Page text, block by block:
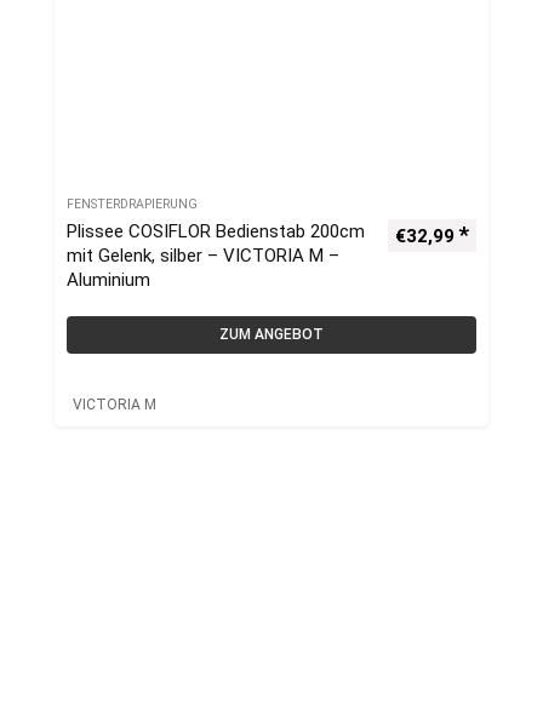
FENSTERDRAPIERUNG
Plissee COSIFLOR Bedienstab 200cm
mit Gelenk, silber – VICTORIA M –
Aluminium
€32,99
ZUM ANGEBOT
VICTORIA M